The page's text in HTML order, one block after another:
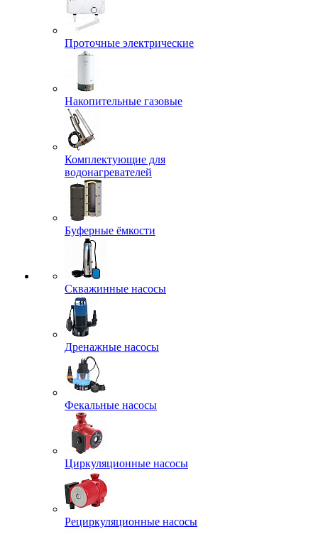
Проточные электрические
Накопительные газовые
Комплектующие для
водонагревателей
Буферные ёмкости
Скважинные насосы
Дренажные насосы
Фекальные насосы
Циркуляционные насосы
Рециркуляционные насосы